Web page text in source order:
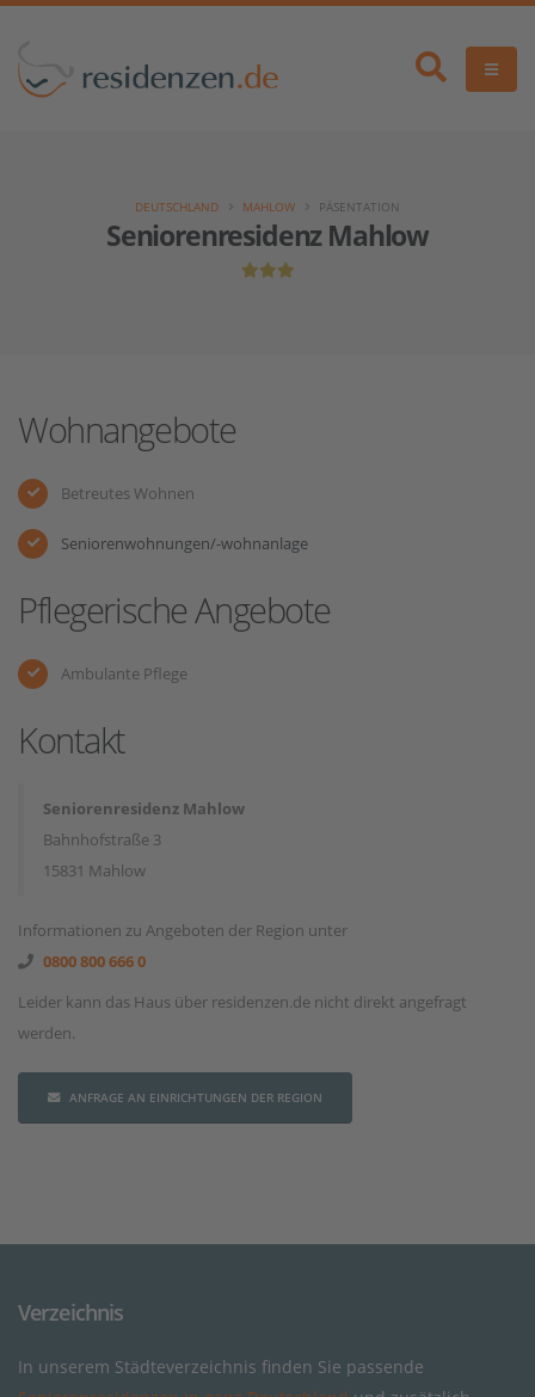
Seniorenresidenz Mahlow
DEUTSCHLAND MAHLOW PÄSENTATION
Wohnangebote
Betreutes Wohnen
Seniorenwohnungen/-wohnanlage
Pflegerische Angebote
Ambulante Pflege
Kontakt
Seniorenresidenz Mahlow
Bahnhofstraße 3
15831 Mahlow
Informationen zu Angeboten der Region unter
0800 800 666 0
Leider kann das Haus über residenzen.de nicht direkt angefragt
werden.
ANFRAGE AN EINRICHTUNGEN DER REGION
Verzeichnis
In unserem Städteverzeichnis finden Sie passende